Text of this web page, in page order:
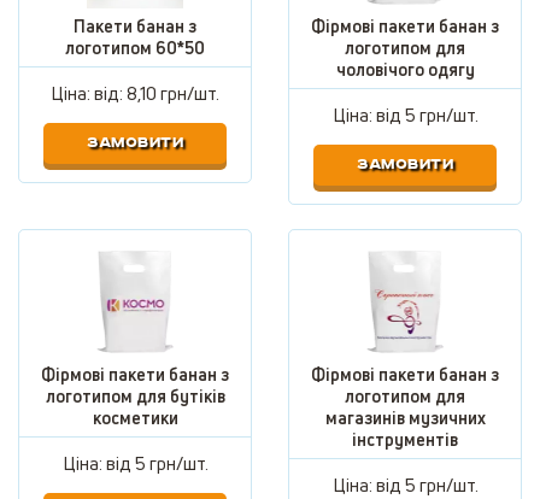
Пакети банан з
логотипом 60*50
Ціна: від:8,10 грн/шт.
ЗАМОВИТИ
Фірмові пакети банан з
логотипом для
чоловічого одягу
Ціна: від5 грн/шт.
ЗАМОВИТИ
Фірмові пакети банан з
логотипом для бутіків
косметики
Ціна: від5 грн/шт.
Фірмові пакети банан з
логотипом для
магазинів музичних
інструментів
Ціна: від5 грн/шт.